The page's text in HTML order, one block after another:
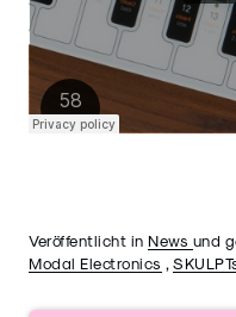
Veröffentlicht in News und
Modal Electronics